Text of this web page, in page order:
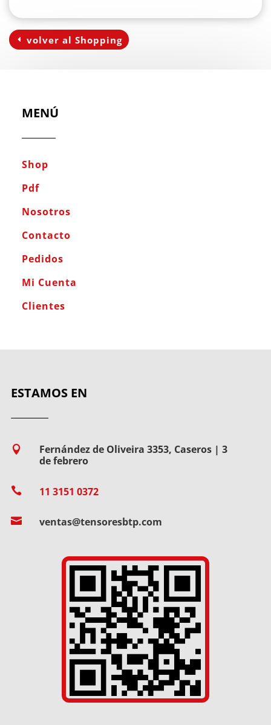
volver al Shopping
MENÚ
Shop
Pdf
Nosotros
Contacto
Pedidos
Mi Cuenta
Clientes
ESTAMOS EN

Fernández de Oliveira 3353, Caseros | 3
de febrero
 11 3151 0372
 ventas@tensoresbtp.com